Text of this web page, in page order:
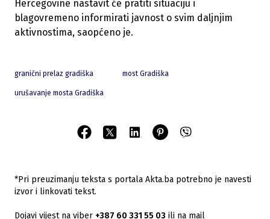
Hercegovine nastavit će pratiti situaciju i
blagovremeno informirati javnost o svim daljnjim
aktivnostima, saopćeno je.
granični prelaz gradiška most Gradiška
urušavanje mosta Gradiška
*Pri preuzimanju teksta s portala Akta.ba potrebno je navesti
izvor i linkovati tekst.
Dojavi vijest na viber +387 60 331 55 03 ili na mail